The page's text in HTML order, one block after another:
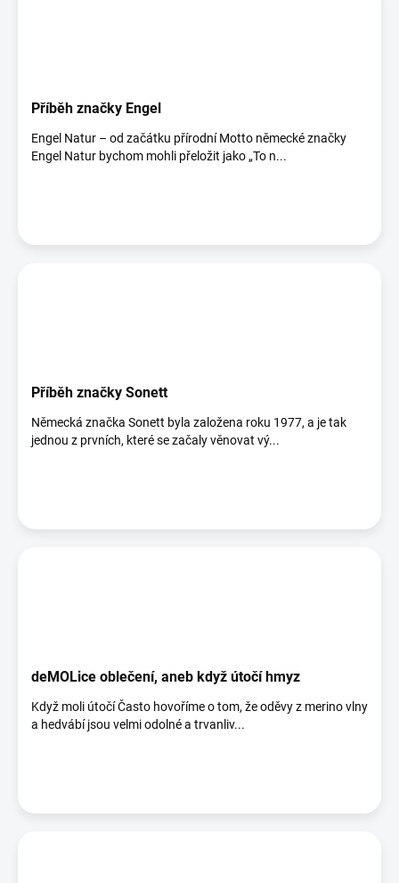
Příběh značky Engel
Engel Natur – od začátku přírodní Motto německé značky
Engel Natur bychom mohli přeložit jako „To n...
Příběh značky Sonett
Německá značka Sonett byla založena roku 1977, a je tak
jednou z prvních, které se začaly věnovat vý...
deMOLice oblečení, aneb když útočí hmyz
Když moli útočí Často hovoříme o tom, že oděvy z merino vlny
a hedvábí jsou velmi odolné a trvanliv...